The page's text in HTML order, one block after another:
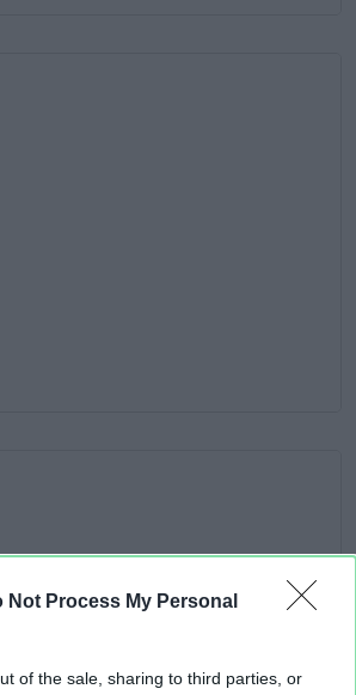
Not Process My Personal
of the sale, sharing to third parties, or